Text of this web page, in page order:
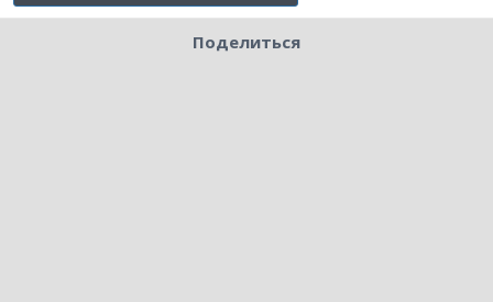
Поделиться